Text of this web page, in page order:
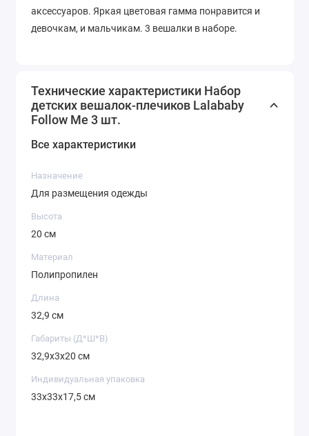
аксессуаров. Яркая цветовая гамма понравится и
девочкам, и мальчикам. 3 вешалки в наборе.
Технические характеристики Набор
детских вешалок-плечиков Lalababy
Follow Me 3 шт.
Все характеристики
Назначение
Для размещения одежды
Высота
20 см
Материал
Полипропилен
Длина
32,9 см
Габариты (Д*Ш*В)
32,9х3х20 см
Индивидуальная упаковка
33х33х17,5 см